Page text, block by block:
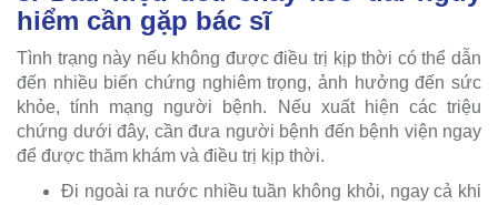
hiểm cần gặp bác sĩ
Tình trạng này nếu không được điều trị kịp thời có thể dẫn
đến nhiều biến chứng nghiêm trọng, ảnh hưởng đến sức
khỏe, tính mạng người bệnh. Nếu xuất hiện các triệu
chứng dưới đây, cần đưa người bệnh đến bệnh viện ngay
để được thăm khám và điều trị kịp thời.
Đi ngoài ra nước nhiều tuần không khỏi, ngay cả khi